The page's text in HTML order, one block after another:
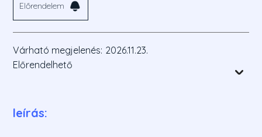
Előrendelem
Várható megjelenés: 2026.11.23.
Előrendelhető
leírás: